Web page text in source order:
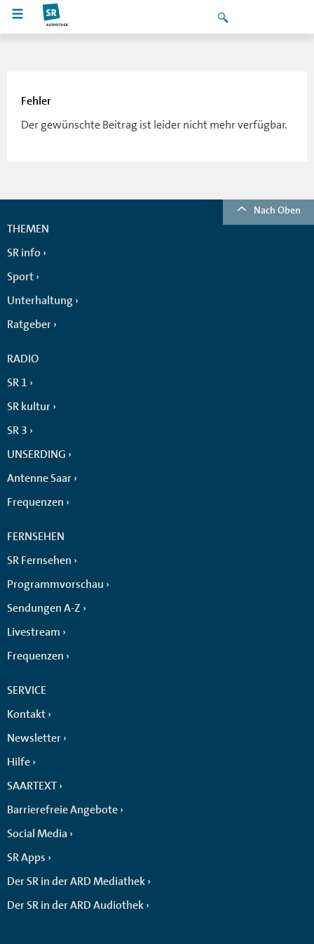
Fehler
Der gewünschte Beitrag ist leider nicht mehr verfügbar.
Nach Oben
THEMEN
SR info
Sport
Unterhaltung
Ratgeber
RADIO
SR 1
SR kultur
SR 3
UNSERDING
Antenne Saar
Frequenzen
FERNSEHEN
SR Fernsehen
Programmvorschau
Sendungen A-Z
Livestream
Frequenzen
SERVICE
Kontakt
Newsletter
Hilfe
SAARTEXT
Barrierefreie Angebote
Social Media
SR Apps
Der SR in der ARD Mediathek
Der SR in der ARD Audiothek